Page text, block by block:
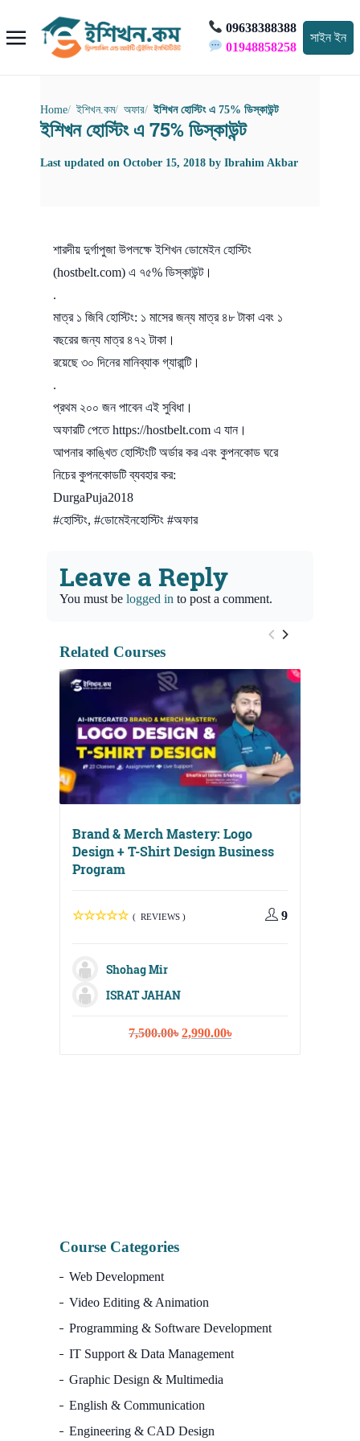
09638388388
01948858258
সাইন ইন
Home ইশিখন.কম অফার ইশিখন হোস্টিং এ 75% ডিস্কাউন্ট
ইশিখন হোস্টিং এ 75% ডিস্কাউন্ট
Last updated on October 15, 2018 by Ibrahim Akbar
শারদীয় দুর্গাপুজা উপলক্ষে ইশিখন ডোমেইন হোস্টিং
(hostbelt.com) এ ৭৫% ডিস্কাউন্ট।
.
মাত্র ১ জিবি হোস্টিং: ১ মাসের জন্য মাত্র ৪৮ টাকা এবং ১
বছরের জন্য মাত্র ৪৭২ টাকা।
রয়েছে ৩০ দিনের মানিব্যাক গ্যারান্টি।
.
প্রথম ২০০ জন পাবেন এই সুবিধা।
অফারটি পেতে https://hostbelt.com এ যান।
আপনার কাঙ্খিত হোস্টিংটি অর্ডার কর এবং কুপনকোড ঘরে
নিচের কুপনকোডটি ব্যবহার কর:
DurgaPuja2018
#হোস্টিং, #ডোমেইনহোস্টিং #অফার
Leave a Reply
You must be logged in to post a comment.
Related Courses
Brand & Merch Mastery: Logo
Design + T-Shirt Design Business
Program
( REVIEWS ) 9
Shohag Mir
ISRAT JAHAN
7,500.00৳ Original
2,990.00৳Current
Course Categories
Web Development
Video Editing & Animation
Programming & Software Development
IT Support & Data Management
Graphic Design & Multimedia
English & Communication
Engineering & CAD Design